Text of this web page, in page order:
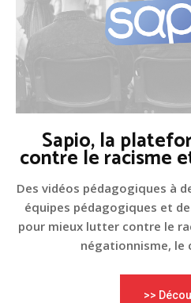
Sapio, la
contre le racisme
Des vidéos pédagogiques à
équipes pédagogiques et
pour mieux lutter contre le
négationnisme, le
>>